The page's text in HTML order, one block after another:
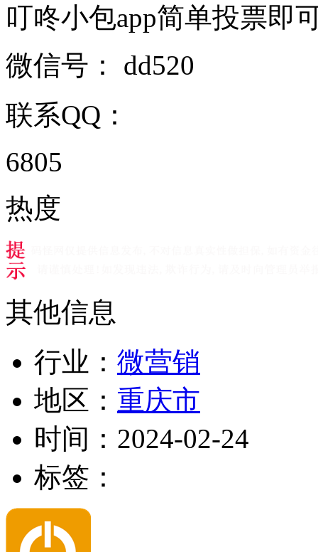
叮咚小包app简单投票即
微信号： dd520
联系QQ：
6805
热度
其他信息
行业： 微营销
地区： 重庆市
时间： 2024-02-24
标签：